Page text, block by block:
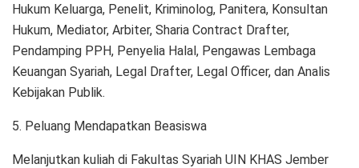
Hukum Keluarga, Penelit, Kriminolog, Panitera, Konsultan
Hukum, Mediator, Arbiter, Sharia Contract Drafter,
Pendamping PPH, Penyelia Halal, Pengawas Lembaga
Keuangan Syariah, Legal Drafter, Legal Officer, dan Analis
Kebijakan Publik.
5. Peluang Mendapatkan Beasiswa
Melanjutkan kuliah di Fakultas Syariah UIN KHAS Jember